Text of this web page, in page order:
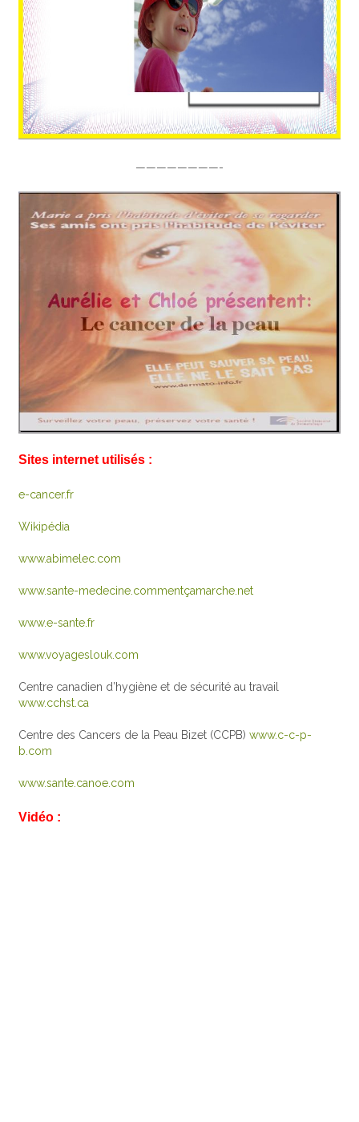
————————-
Sites internet utilisés :
e-cancer.fr
Wikipédia
www.abimelec.com
www.sante-medecine.commentçamarche.net
www.e-sante.fr
www.voyageslouk.com
Centre canadien d’hygiène et de sécurité au travail
www.cchst.ca
Centre des Cancers de la Peau Bizet (CCPB)www.c-c-p-
b.com
www.sante.canoe.com
Vidéo :